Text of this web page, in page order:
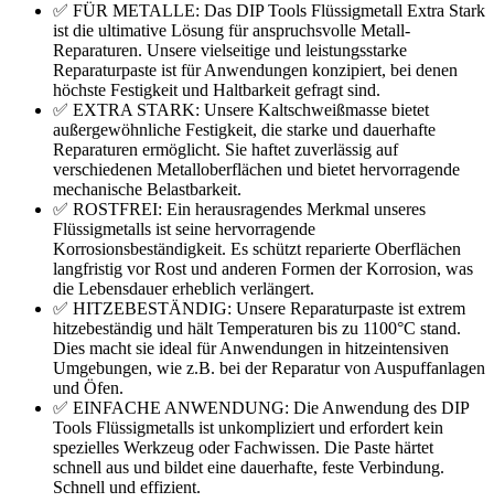
✅ FÜR METALLE: Das DIP Tools Flüssigmetall Extra Stark
ist die ultimative Lösung für anspruchsvolle Metall-
Reparaturen. Unsere vielseitige und leistungsstarke
Reparaturpaste ist für Anwendungen konzipiert, bei denen
höchste Festigkeit und Haltbarkeit gefragt sind.
✅ EXTRA STARK: Unsere Kaltschweißmasse bietet
außergewöhnliche Festigkeit, die starke und dauerhafte
Reparaturen ermöglicht. Sie haftet zuverlässig auf
verschiedenen Metalloberflächen und bietet hervorragende
mechanische Belastbarkeit.
✅ ROSTFREI: Ein herausragendes Merkmal unseres
Flüssigmetalls ist seine hervorragende
Korrosionsbeständigkeit. Es schützt reparierte Oberflächen
langfristig vor Rost und anderen Formen der Korrosion, was
die Lebensdauer erheblich verlängert.
✅ HITZEBESTÄNDIG: Unsere Reparaturpaste ist extrem
hitzebeständig und hält Temperaturen bis zu 1100°C stand.
Dies macht sie ideal für Anwendungen in hitzeintensiven
Umgebungen, wie z.B. bei der Reparatur von Auspuffanlagen
und Öfen.
✅ EINFACHE ANWENDUNG: Die Anwendung des DIP
Tools Flüssigmetalls ist unkompliziert und erfordert kein
spezielles Werkzeug oder Fachwissen. Die Paste härtet
schnell aus und bildet eine dauerhafte, feste Verbindung.
Schnell und effizient.